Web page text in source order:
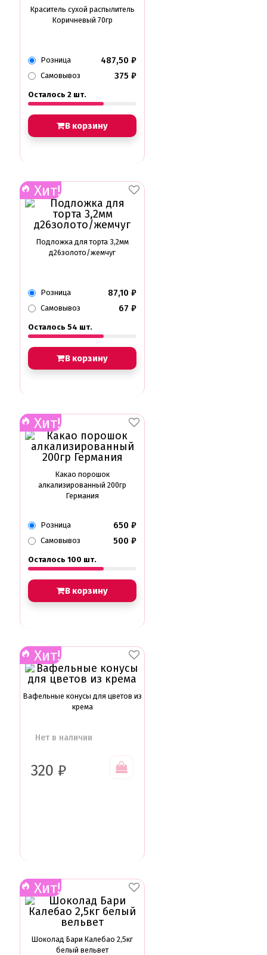
Краситель сухой распылитель
Коричневый 70гр
Розница 487,50 ₽
Самовывоз 375 ₽
Осталось 2 шт.
В корзину
Хит!
Подложка для торта 3,2мм
д26золото/жемчуг
Розница 87,10 ₽
Самовывоз 67 ₽
Осталось 54 шт.
В корзину
Хит!
Какао порошок
алкализированный 200гр
Германия
Розница 650 ₽
Самовывоз 500 ₽
Осталось 100 шт.
В корзину
Хит!
Вафельные конусы для цветов из
крема
Нет в наличии
320 ₽
Хит!
Шоколад Бари Калебао 2,5кг
белый вельвет